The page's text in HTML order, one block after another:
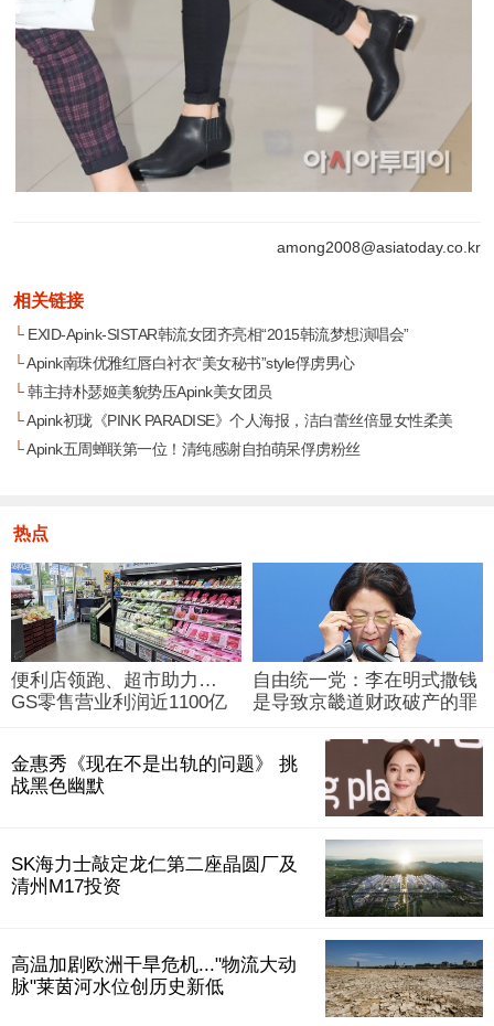
among2008@asiatoday.co.kr
相关链接
└EXID-Apink-SISTAR韩流女团齐亮相“2015韩流梦想演唱会”
└Apink南珠优雅红唇白衬衣“美女秘书”style俘虏男心
└韩主持朴瑟姬美貌势压Apink美女团员
└Apink初珑《PINK PARADISE》个人海报，洁白蕾丝倍显女性柔美
└Apink五周蝉联第一位！清纯感谢自拍萌呆俘虏粉丝
热点
便利店领跑、超市助力…
GS零售营业利润近1100亿
自由统一党：李在明式撒钱
是导致京畿道财政破产的罪
金惠秀《现在不是出轨的问题》 挑
战黑色幽默
SK海力士敲定龙仁第二座晶圆厂及
清州M17投资
高温加剧欧洲干旱危机..."物流大动
脉"莱茵河水位创历史新低